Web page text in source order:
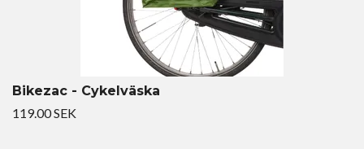
Bikezac - Cykelväska
119.00 SEK